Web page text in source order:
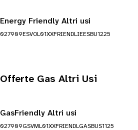
Energy Friendly Altri usi
027909ESVOL01XXFRIENDLIEESBU1225
Offerte Gas Altri Usi
GasFriendly Altri usi
027909GSVML01XXFRIENDLGASBUS1125